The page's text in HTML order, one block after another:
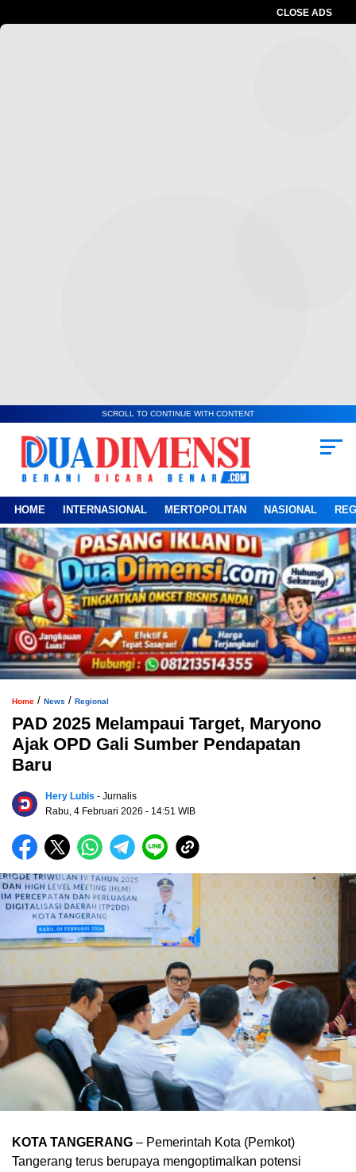
CLOSE ADS
SCROLL TO CONTINUE WITH CONTENT
HOME INTERNASIONAL MERTOPOLITAN NASIONAL
Home / News / Regional
PAD 2025 Melampaui Target, Maryono
Ajak OPD Gali Sumber Pendapatan
Baru
Hery Lubis - Jurnalis
Rabu, 4 Februari 2026 - 14:51 WIB
KOTA TANGERANG – Pemerintah Kota (Pemkot)
Tangerang terus berupaya mengoptimalkan potensi